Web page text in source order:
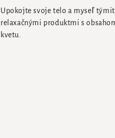
Upokojte svoje telo a myseľ
relaxačnými produktmi s
kvetu.